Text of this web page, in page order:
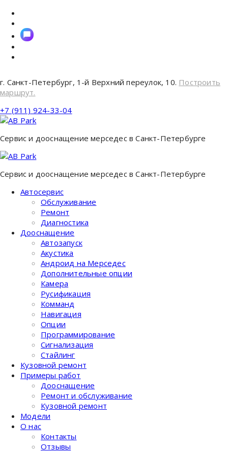
содержимому
г. Санкт-Петербург, 1-й Верхний переулок, 10. Построить
маршрут.
+7 (911) 924-33-04
Сервис и дооснащение мерседес в Санкт-Петербурге
Сервис и дооснащение мерседес в Санкт-Петербурге
Автосервис
Обслуживание
Ремонт
Диагностика
Дооснащение
Автозапуск
Акустика
Андроид на Мерседес
Дополнительные опции
Камера
Русификация
Комманд
Навигация
Опции
Программирование
Сигнализация
Стайлинг
Кузовной ремонт
Примеры работ
Дооснащение
Ремонт и обслуживание
Кузовной ремонт
Модели
О нас
Контакты
Отзывы